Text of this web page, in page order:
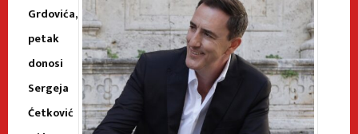
Grdovića,
petak
donosi
Sergeja
Ćetković